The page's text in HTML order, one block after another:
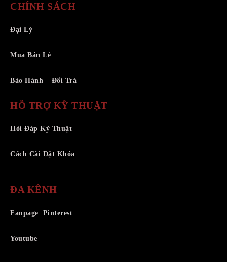
CHÍNH SÁCH
Đại Lý
Mua Bán Lẻ
Bảo Hành – Đổi Trả
HỖ TRỢ KỸ THUẬT
Hỏi Đáp Kỹ Thuật
Cách Cài Đặt Khóa
ĐA KÊNH
Fanpage Pinterest
Youtube